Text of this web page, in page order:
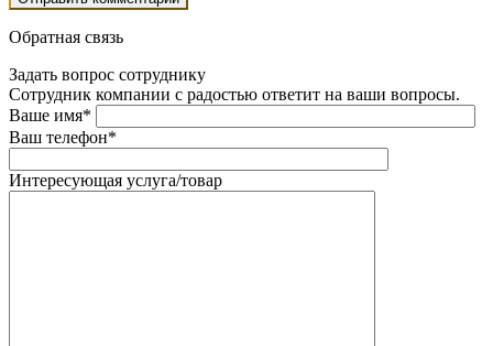
Обратная связь
Задать вопрос сотруднику
Сотрудник компании с радостью ответит на ваши вопросы.
Ваше имя*
Ваш телефон*
Интересующая услуга/товар